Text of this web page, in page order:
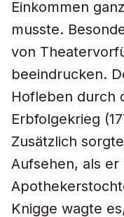
Einkommen
musste.
von
beeindrucken.
Hofleben durch
Erbfolgekrieg
Zusätzlich
Aufsehen, als er
Knigge wagte